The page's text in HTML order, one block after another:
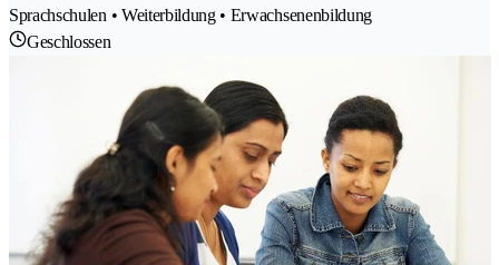
Sprachschulen • Weiterbildung • Erwachsenenbildung
Geschlossen